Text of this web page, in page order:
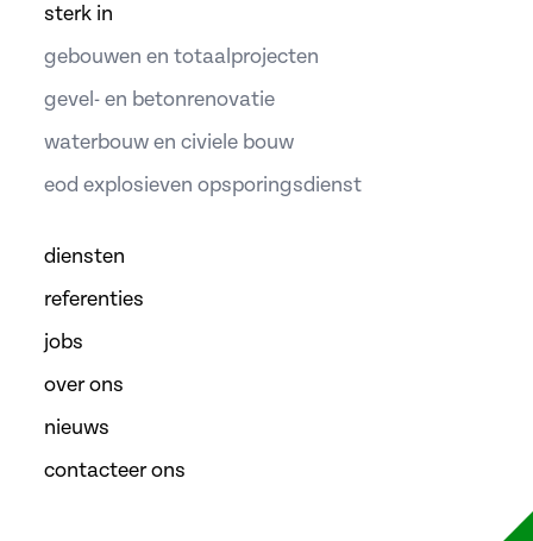
sterk in
gebouwen en totaalprojecten
gevel- en betonrenovatie
waterbouw en civiele bouw
eod explosieven opsporingsdienst
diensten
referenties
jobs
over ons
nieuws
contacteer ons